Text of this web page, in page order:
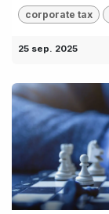
corporate tax
25 sep. 2025